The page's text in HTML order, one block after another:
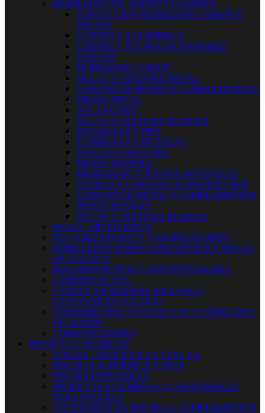
MOBILIARIO DE JARDIN Y CAMPING
CONFECCION MOBILIARIO JARDÍN Y
PISCINA
COJINES Y ALFOMBRAS
CARPAS Y TOLDOS DE SOMBREO
BANCOS
MOBILIARIO JARDIN
SILLAS Y SILLONES METAL
CONJUNTOS RESINA Y COMPLEMENTOS
MESAS METAL
BALANCINES
SILLAS Y SILLONES MADERA
PARASOLES Y PIES
TUMBONAS Y BUTACAS
BAULES Y ARCONES
MESAS MADERA
MOBILIARIO Y JUEGOS INFANTILES
FUNDAS Y LONETAS DE PROTECCIÓN
CONJUNTOS METAL Y COMPLEMENTOS
MESAS RESINAS
SILLAS Y SILLONES RESINAS
RIEGO - MICRO RIEGO
PULVERIZADORES Y VAPORIZADORES
SEMILLEROS MINIINVERNADEROS Y MESAS
DE CULTIVO
MATAMOSQUITOS Y AHUYENTADORES
CAMPING-PLAYA
LÁMINA ANTIHIERBA MANTAS Y
GEOTÉXTILES CULTIVO
TERMOMETROS VELETAS Y PLUVIÓMETROS
DE JARDÍN
COMPOSTADORES
PISCINAS Y QUIMICOS
JUEGOS - HINCHABLES Y RELAX
PISCINAS SUPERFICIE Y SPAS
PISCINAS INFLABLES
PRODUCTOS QUIMICOS Y CONSUMIBLES
PARA PISCINAS
ACCESORIOS DE PISCINA Y COMPLEMENTOS